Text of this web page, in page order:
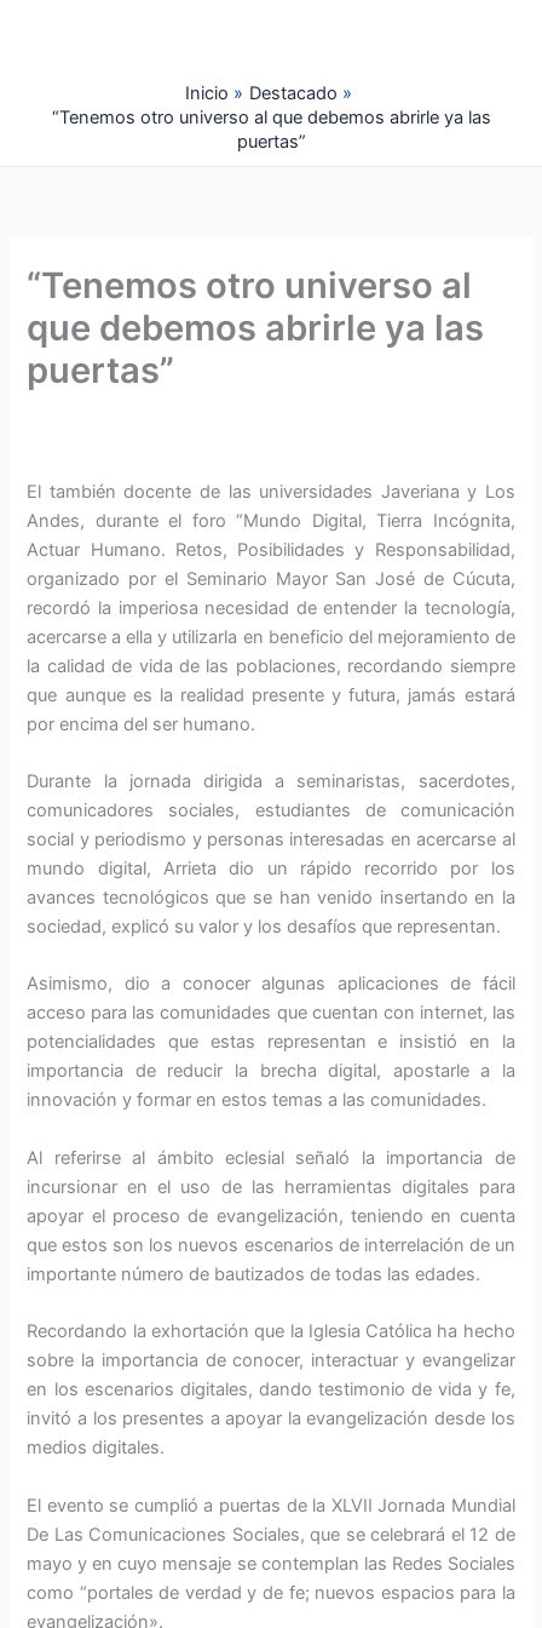
Inicio
Destacado
“Tenemos otro universo al que debemos abrirle ya las
puertas”
“Tenemos otro universo al
que debemos abrirle ya las
puertas”
El también docente de las universidades Javeriana y Los
Andes, durante el foro “Mundo Digital, Tierra Incógnita,
Actuar Humano. Retos, Posibilidades y Responsabilidad,
organizado por el Seminario Mayor San José de Cúcuta,
recordó la imperiosa necesidad de entender la tecnología,
acercarse a ella y utilizarla en beneficio del mejoramiento de
la calidad de vida de las poblaciones, recordando siempre
que aunque es la realidad presente y futura, jamás estará
por encima del ser humano.
Durante la jornada dirigida a seminaristas, sacerdotes,
comunicadores sociales, estudiantes de comunicación
social y periodismo y personas interesadas en acercarse al
mundo digital, Arrieta dio un rápido recorrido por los
avances tecnológicos que se han venido insertando en la
sociedad, explicó su valor y los desafíos que representan.
Asimismo, dio a conocer algunas aplicaciones de fácil
acceso para las comunidades que cuentan con internet, las
potencialidades que estas representan e insistió en la
importancia de reducir la brecha digital, apostarle a la
innovación y formar en estos temas a las comunidades.
Al referirse al ámbito eclesial señaló la importancia de
incursionar en el uso de las herramientas digitales para
apoyar el proceso de evangelización, teniendo en cuenta
que estos son los nuevos escenarios de interrelación de un
importante número de bautizados de todas las edades.
Recordando la exhortación que la Iglesia Católica ha hecho
sobre la importancia de conocer, interactuar y evangelizar
en los escenarios digitales, dando testimonio de vida y fe,
invitó a los presentes a apoyar la evangelización desde los
medios digitales.
El evento se cumplió a puertas de la XLVII Jornada Mundial
De Las Comunicaciones Sociales, que se celebrará el 12 de
mayo y en cuyo mensaje se contemplan las Redes Sociales
como “portales de verdad y de fe; nuevos espacios para la
evangelización».